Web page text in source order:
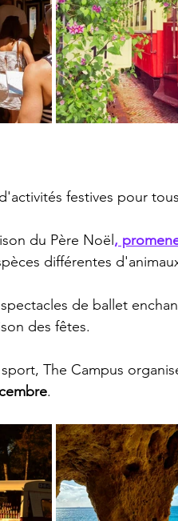
festives pour
du Père Noël ,
différentes
de ballet
des fêtes.
The Campus
.